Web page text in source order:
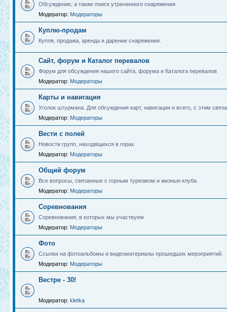
Обсуждение, а также поиск утраченного снаряжения.
Модератор: Модераторы
Куплю-продам
Купля, продажа, аренда и дарение снаряжения.
Сайт, форум и Каталог перевалов
Форум для обсуждения нашего сайта, форума и Каталога перевалов
Модератор: Модераторы
Карты и навигация
Уголок штурмана. Для обсуждения карт, навигации и всего, с этим
Модератор: Модераторы
Вести с полей
Новости групп, находящихся в горах
Модератор: Модераторы
Общий форум
Все вопросы, связанные с горным туризмом и жизнью клуба.
Модератор: Модераторы
Соревнования
Соревнования, в которых мы участвуем
Модератор: Модераторы
Фото
Ссылки на фотоальбомы и видеоматериалы прошедших мероприятий.
Модератор: Модераторы
Вестре - 30!
Модератор: kletka